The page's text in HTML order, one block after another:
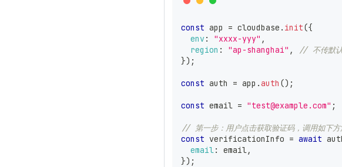
const app = cloudbase . init({
env : "xxxx-yyy" ,
region : "ap-shanghai" ,
// 不传默
}) ;
const auth = app .auth () ;
const email = "test@example.com" ;
// 第一步：用户点击获取验证码，调用如
const verificationInfo = await
email: email,
}) ;